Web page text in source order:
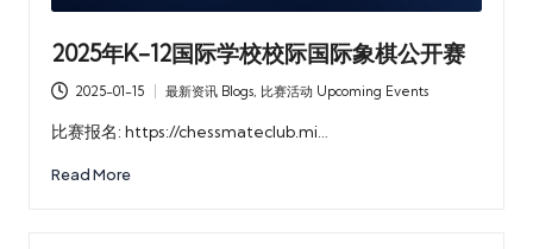
2025年K-12国际学校校际国际象棋公开赛
2025-01-15
Posted
in
最新资讯 Blogs, 比赛活动 Upcoming Events
比赛报名: https://chessmateclub.mi…
Read More